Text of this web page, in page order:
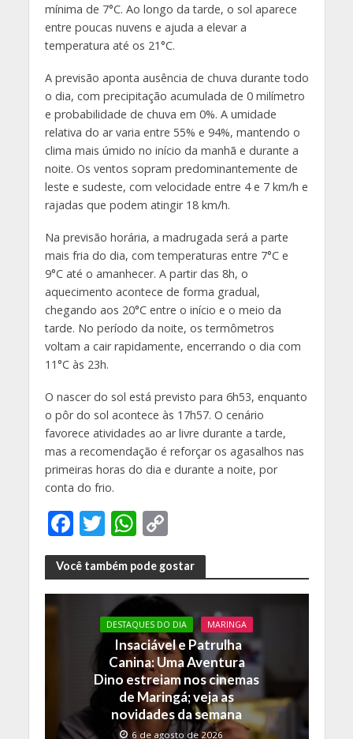
mínima de 7°C. Ao longo da tarde, o sol aparece
entre poucas nuvens e ajuda a elevar a
temperatura até os 21°C.
A previsão aponta ausência de chuva durante todo
o dia, com precipitação acumulada de 0 milímetro
e probabilidade de chuva em 0%. A umidade
relativa do ar varia entre 55% e 94%, mantendo o
clima mais úmido no início da manhã e durante a
noite. Os ventos sopram predominantemente de
leste e sudeste, com velocidade entre 4 e 7 km/h e
rajadas que podem atingir 18 km/h.
Na previsão horária, a madrugada será a parte
mais fria do dia, com temperaturas entre 7°C e
9°C até o amanhecer. A partir das 8h, o
aquecimento acontece de forma gradual,
chegando aos 20°C entre o início e o meio da
tarde. No período da noite, os termômetros
voltam a cair rapidamente, encerrando o dia com
11°C às 23h.
O nascer do sol está previsto para 6h53, enquanto
o pôr do sol acontece às 17h57. O cenário
favorece atividades ao ar livre durante a tarde,
mas a recomendação é reforçar os agasalhos nas
primeiras horas do dia e durante a noite, por
conta do frio.
F
ac
e
b
T
w
itt
er
W
h
at
s
A
p
p
C
o
p
y
Li
n
k
Você também pode gostar
DESTAQUES DO DIA MARINGA
Insaciável e Patrulha
Canina: Uma Aventura
Dino estreiam nos cinemas
de Maringá; veja as
novidades da semana
6 de agosto de 2026